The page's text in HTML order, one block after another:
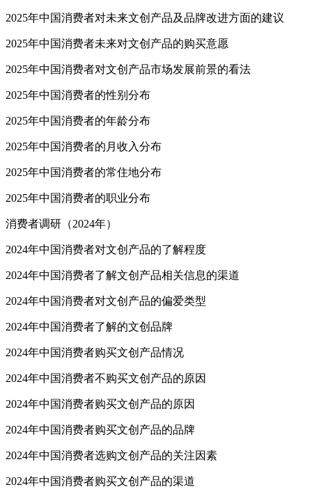
2025年中国消费者对未来文创产品及品牌改进方面的建议
2025年中国消费者未来对文创产品的购买意愿
2025年中国消费者对文创产品市场发展前景的看法
2025年中国消费者的性别分布
2025年中国消费者的年龄分布
2025年中国消费者的月收入分布
2025年中国消费者的常住地分布
2025年中国消费者的职业分布
消费者调研（2024年）
2024年中国消费者对文创产品的了解程度
2024年中国消费者了解文创产品相关信息的渠道
2024年中国消费者对文创产品的偏爱类型
2024年中国消费者了解的文创品牌
2024年中国消费者购买文创产品情况
2024年中国消费者不购买文创产品的原因
2024年中国消费者购买文创产品的原因
2024年中国消费者购买文创产品的品牌
2024年中国消费者选购文创产品的关注因素
2024年中国消费者购买文创产品的渠道